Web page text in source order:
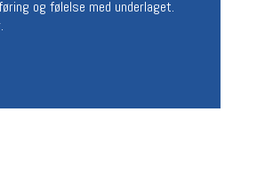
og følelse med underlaget.
Sportslager